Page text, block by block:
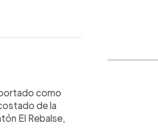
como
de la
El Rebalse,